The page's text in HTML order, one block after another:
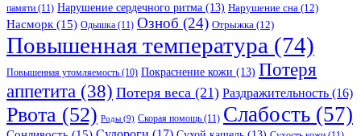
памяти (11) Нарушение сердечного ритма (13) Нарушение сна (12)
Насморк (15) Одышка (11) Озноб (24) Отрыжка (12)
Повышенная температура (74)
Повышенная утомляемость (10) Покраснение кожи (13) Потеря
аппетита (38) Потеря веса (21) Раздражительность (16)
Рвота (52) Роды (9) Скорая помощь (11) Слабость (57)